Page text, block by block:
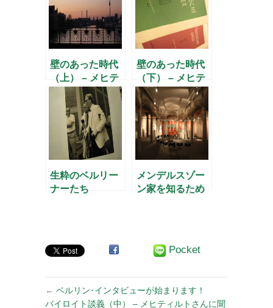
壁のあった時代
（上） – メヒテ
ィルトさんに聞
く(5) –
壁のあった時代
（下） – メヒテ
ィルトさんに聞
く(7) –
生粋のベルリー
ナーたち
メンデルスゾー
ン家を知るため
Pocket
← ベルリン･インタビューが始まります！
バイロイト談義（中） – メヒティルトさんに聞